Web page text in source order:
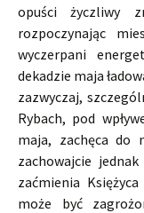
opuści życzliwy
rozpoczynając
wyczerpani
dekadzie maja
zazwyczaj,
Rybach, pod
maja, zachęca do
zachowajcie
zaćmienia
może być